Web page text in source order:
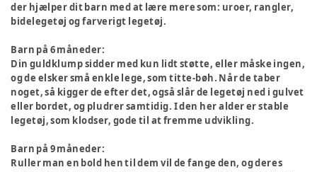
der hjælper dit barn med at lære mere som: uroer, rangler,
bidelegetøj og farverigt legetøj.
Barn på 6 måneder:
Din guldklump sidder med kun lidt støtte, eller måske ingen,
og de elsker små enkle lege, som titte-bøh. Når de taber
noget, så kigger de efter det, også slår de legetøj ned i gulvet
eller bordet, og pludrer samtidig. I den her alder er stable
legetøj, som klodser, gode til at fremme udvikling.
Barn på 9 måneder:
Ruller man en bold hen til dem vil de fange den, og deres